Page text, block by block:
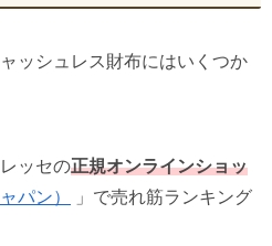
ッシュレス財布にはいくつか
ッセの正規オンラインショッ
パン）
」で売れ筋ランキング